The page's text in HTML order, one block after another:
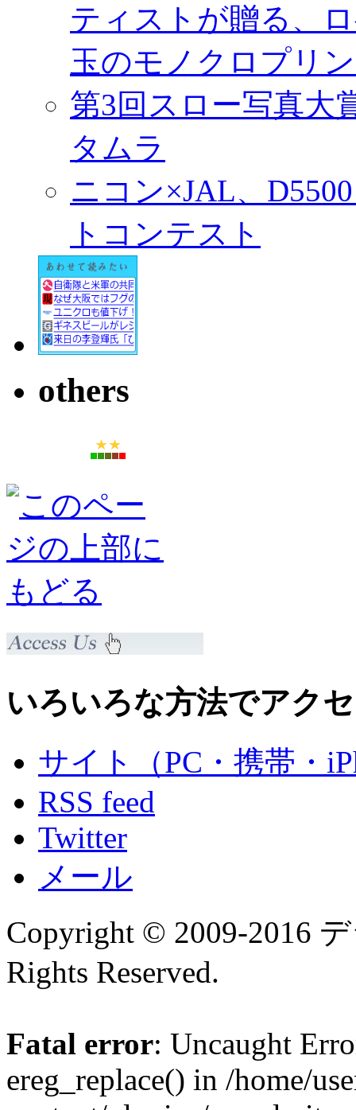
ティストが贈る、
玉のモノクロプリ
第3回スロー写真
タムラ
ニコン×JAL、
トコンテスト
others
いろいろな方法でアク
サイト（PC・携帯・
RSS feed
Twitter
メール
Copyright © 2009-2016
Rights Reserved.
Fatal error: Uncaught
ereg_replace() in /home/